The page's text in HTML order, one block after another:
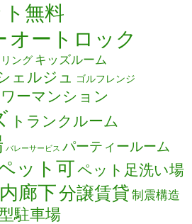
無料
オートロック
ング キッズルーム
ェルジュ ゴルフレンジ
ーマンション
トランクルーム
バレーサービス パーティールーム
ット可ペット足洗い場
内廊下分譲賃貸制震構造
駐車場